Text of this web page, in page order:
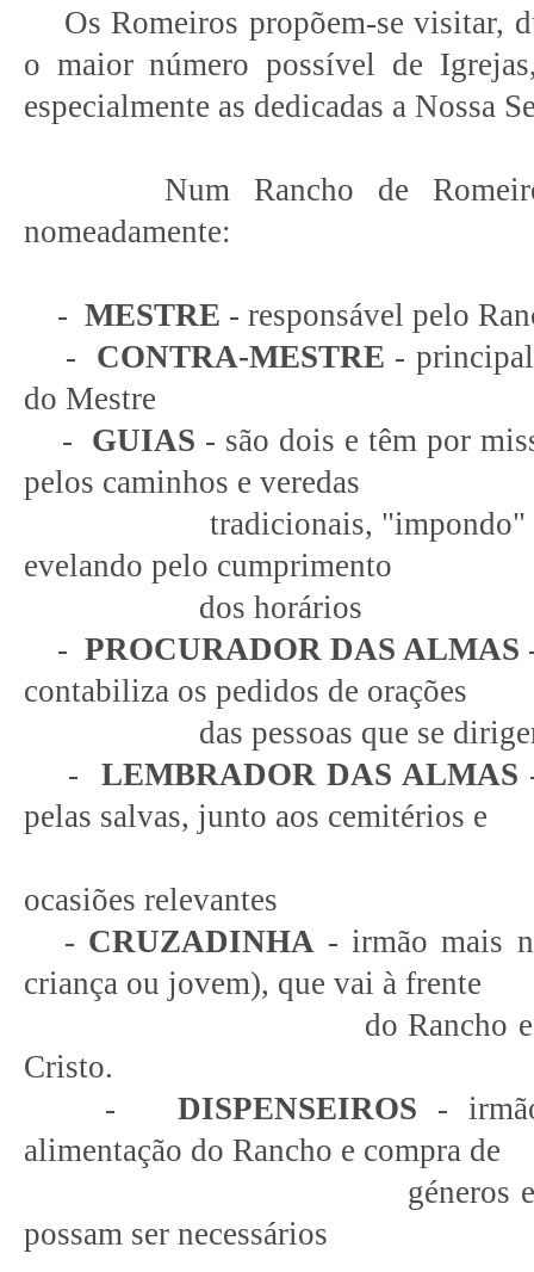
Os Romeiros propõem-se visitar,
o maior número possível de
especialmente as dedicadas a Nossa
Num Rancho de Romeiros
nomeadamente:
- MESTRE - responsável pelo
- CONTRA-MESTRE -
do Mestre
- GUIAS - são dois e têm por
pelos caminhos e veredas
tradicionais, "impondo" o
evelando pelo cumprimento
dos horários
- PROCURADOR DAS ALMAS
contabiliza os pedidos de orações
das pessoas que se dirigem
- LEMBRADOR DAS ALMAS
pelas salvas, junto aos cemitérios e
ocasiões relevantes
- CRUZADINHA - irmão mais
criança ou jovem), que vai à frente
do Rancho e que
Cristo.
- DISPENSEIROS -
alimentação do Rancho e compra de
géneros e outros
possam ser necessários